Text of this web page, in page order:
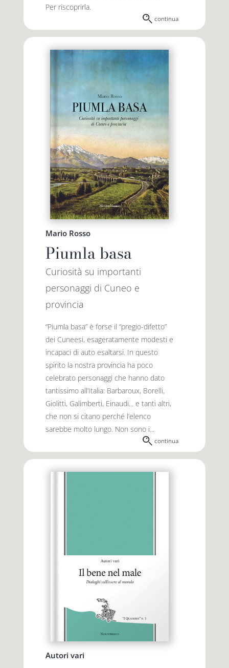
Per riscoprirla.
continua
Mario Rosso
Piumla basa
Curiosità su importanti
personaggi di Cuneo e
provincia
“Piumla basa” è forse il “pregio-difetto”
dei Cuneesi, esageratamente modesti e
incapaci di auto esaltarsi. In questo
spirito la nostra provincia ha poco
celebrato personaggi che hanno dato
tantis­simo all’Italia: Barbaroux, Borelli,
Giolitti, Galimberti, Einaudi... e tanti altri,
che non si citano perché l’elenco
sarebbe molto lungo. Non sono i...
continua
Autori vari